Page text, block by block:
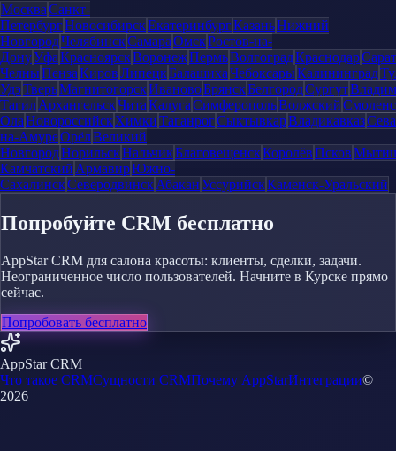
МоскваСанкт-
ПетербургНовосибирскЕкатеринбургКазаньНижний
НовгородЧелябинскСамараОмскРостов-на-
ДонуУфаКрасноярскВоронежПермьВолгоградКраснодар
ЧелныПензаКировЛипецкБалашихаЧебоксарыКалининград
УдэТверьМагнитогорскИвановоБрянскБелгородСургут
ТагилАрхангельскЧитаКалугаСимферопольВолжский
ОлаНовороссийскХимкиТаганрогСыктывкарВладикавказ
на-АмуреОрёлВеликий
НовгородНорильскНальчикБлаговещенскКоролёвПсков
Камчатский АрмавирЮжно-
СахалинскСеверодвинскАбаканУссурийскКаменск-Уральский
Попробуйте CRM бесплатно
AppStar CRM для салона красоты: клиенты, сделки, задачи.
Неограниченное число пользователей. Начните в Курске прямо
сейчас.
Попробовать бесплатно
AppStar CRM
Что такое CRMСущности CRMПочему AppStarИнтеграции©
2026